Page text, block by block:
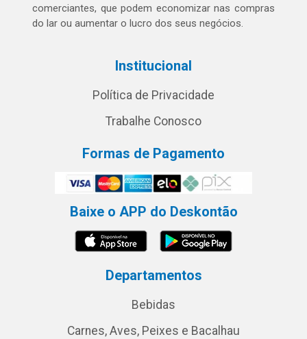
comerciantes, que podem economizar nas compras
do lar ou aumentar o lucro dos seus negócios.
Institucional
Política de Privacidade
Trabalhe Conosco
Formas de Pagamento
Baixe o APP do Deskontão
Departamentos
Bebidas
Carnes, Aves, Peixes e Bacalhau